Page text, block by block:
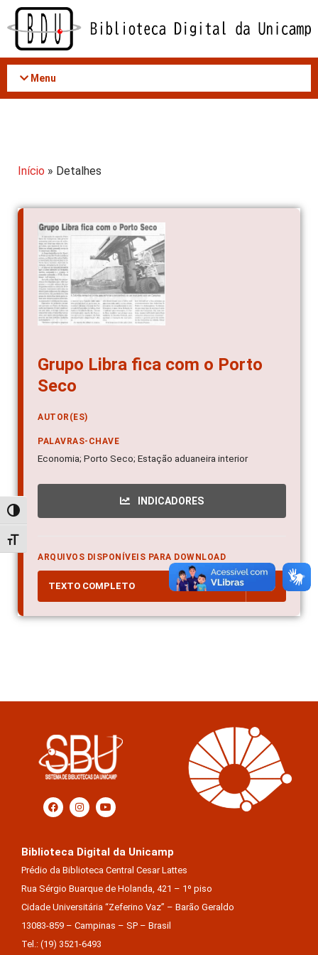
Acessar
conteúdo
Alternar alto contraste
Alternar tamanho da fonte
Menu
Início » Detalhes
Grupo Libra fica com o Porto
Seco
AUTOR(ES)
PALAVRAS-CHAVE
Economia; Porto Seco; Estação aduaneira interior
INDICADORES
ARQUIVOS DISPONÍVEIS PARA DOWNLOAD
TEXTO COMPLETO PDF
Biblioteca Digital da Unicamp
Prédio da Biblioteca Central Cesar Lattes
Rua Sérgio Buarque de Holanda, 421 – 1º piso
Cidade Universitária “Zeferino Vaz” – Barão Geraldo
13083-859 – Campinas – SP – Brasil
Tel.: (19) 3521-6493